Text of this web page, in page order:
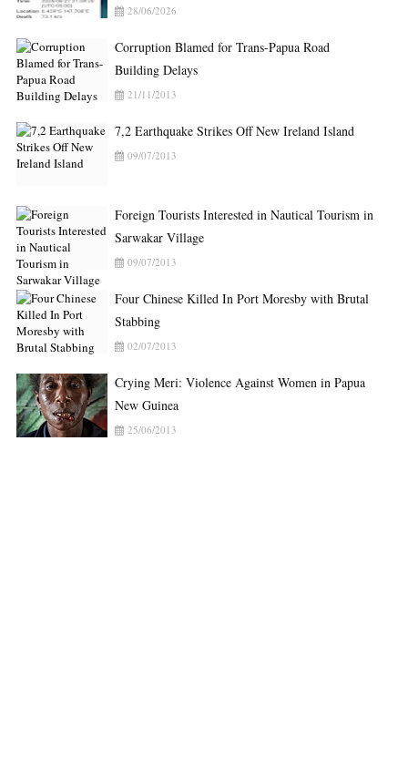
28/06/2026
Corruption Blamed for Trans-Papua Road
Building Delays
21/11/2013
7,2 Earthquake Strikes Off New Ireland Island
09/07/2013
Foreign Tourists Interested in Nautical Tourism in
Sarwakar Village
09/07/2013
Four Chinese Killed In Port Moresby with Brutal
Stabbing
02/07/2013
Crying Meri: Violence Against Women in Papua
New Guinea
25/06/2013